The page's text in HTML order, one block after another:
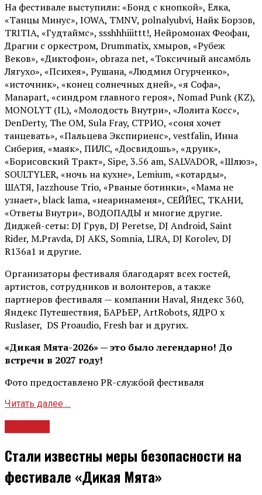
На фестивале выступили: «Бонд с кнопкой», Ёлка,
«Танцы Минус», IOWA, TMNV, polnalyubvi, Найк Борзов,
TRITIA, «Гудтаймс», ssshhhiiittt!, Нейромонах Феофан,
Драгни с оркестром, Drummatix, хмыров, «Рубеж
Веков», «Диктофон», obraza net, «Токсичный ансамбль
Лягухо», «Психея», Рушана, «Людмил Огурченко»,
«источник», «конец солнечных дней», «я Софа»,
Manapart, «синдром главного героя», Nomad Punk (KZ),
MONOLYT (IL), «Молодость Внутри», «Лолита Косс»,
DenDerty, The OM, Sula Fray, СТРИО, «соня хочет
танцевать», «Пальцева Экспириенс», vestfalin, Инна
Сиберия, «маяк», ПИЛС, «Досвидошь», «друнк»,
«Борисовский Тракт», Sipe, 3.56 am, SALVADOR, «Шлюз»,
SOULTYLER, «ночь на кухне», Lemium, «котарды»,
ШАТЯ, Jazzhouse Trio, «Рваные ботинки», «Мама не
узнает», black lama, «неаринаменя», СЕЙЙЕС, ТКАНИ,
«Ответы Внутри», ВОДОПАДЫ и многие другие.
Диджей-сеты: DJ Грув, DJ Peretse, DJ Android, Saint
Rider, М.Pravda, DJ AKS, Somnia, LIRA, DJ Korolev, DJ
R136a1 и другие.
Организаторы фестиваля благодарят всех гостей,
артистов, сотрудников и волонтеров, а также
партнеров фестиваля — компании Haval, Яндекс 360,
Яндекс Путешествия, БАРЬЕР, ArtRobots, ЯДРО х
Ruslaser, DS Proaudio, Fresh bar и других.
«Дикая Мята-2026» — это было легендарно! До
встречи в 2027 году!
Фото предоставлено PR-службой фестиваля
Читать далее ...
Стали известны меры безопасности на
фестивале «Дикая Мята»